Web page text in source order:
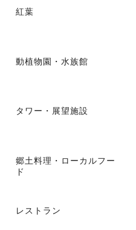
紅葉
動植物園・水族館
タワー・展望施設
郷土料理・ローカルフー
ド
レストラン